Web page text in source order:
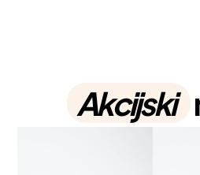
Akcijski